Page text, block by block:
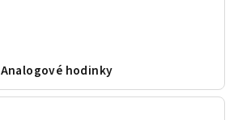
Analogové hodinky